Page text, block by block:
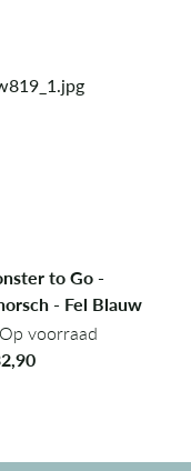
to Go -
- Fel Blauw
voorraad
Op voorraad